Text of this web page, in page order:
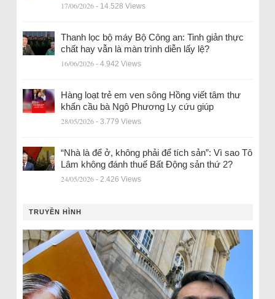
17/06/2026 - 14.528 Views
Thanh lọc bộ máy Bộ Công an: Tinh giản thực
chất hay vẫn là màn trình diễn lấy lệ?
16/06/2026 - 4.942 Views
Hàng loạt trẻ em ven sông Hồng viết tâm thư
khẩn cầu bà Ngô Phương Ly cứu giúp
28/05/2026 - 3.779 Views
“Nhà là để ở, không phải để tích sản”: Vì sao Tô
Lâm không đánh thuế Bất Động sản thứ 2?
24/05/2026 - 2.426 Views
TRUYỀN HÌNH